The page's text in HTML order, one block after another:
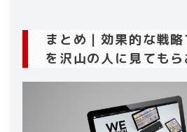
まとめ｜効果的な戦
を沢山の人に見てもら